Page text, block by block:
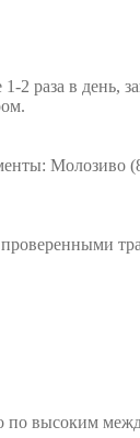
2 раза в день,
Молозиво
проверенными
по высоким